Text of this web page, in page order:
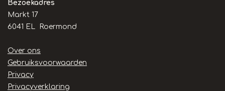
Bezoekadres
Markt 17
6041 EL Roermond
Handige
links
Over ons
Gebruiksvoorwaarden
Privacy
Privacyverklaring